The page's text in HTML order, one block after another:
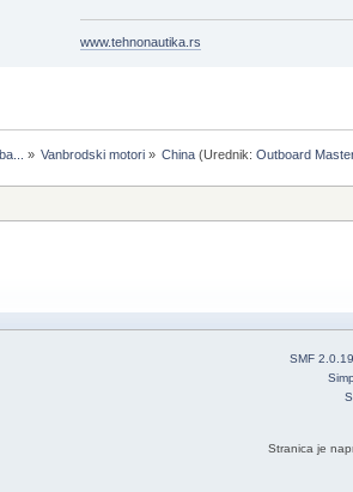
www.tehnonautika.rs
» Vanbrodski motori» China (Urednik:Outboard
SMF 2.0.19
Stranica je